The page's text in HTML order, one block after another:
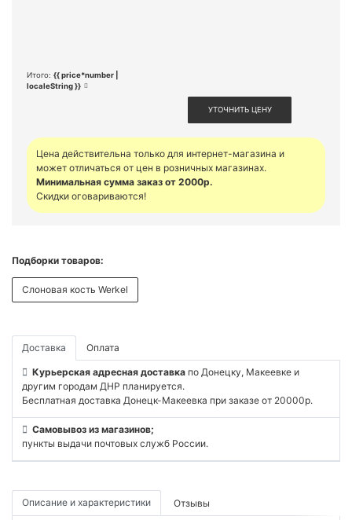
Итого: {{ price*number |
localeString }}
УТОЧНИТЬ ЦЕНУ
Цена действительна только для интернет-магазина и
может отличаться от цен в розничных магазинах.
Минимальная сумма заказ от 2000р.
Скидки оговариваются!
Подборки товаров:
Слоновая кость Werkel
Доставка Оплата
Курьерская адресная доставка по Донецку, Макеевке и
другим городам ДНР планируется.
Бесплатная доставка Донецк-Макеевка при заказе от 20000р.
Самовывоз из магазинов;
пункты выдачи почтовых служб России.
Описание и характеристики Отзывы